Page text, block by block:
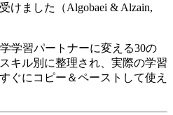
けました（Algobaei & Alzain,
学習パートナーに変える30の
キル別に整理され、実際の学習
ぐにコピー＆ペーストして使え